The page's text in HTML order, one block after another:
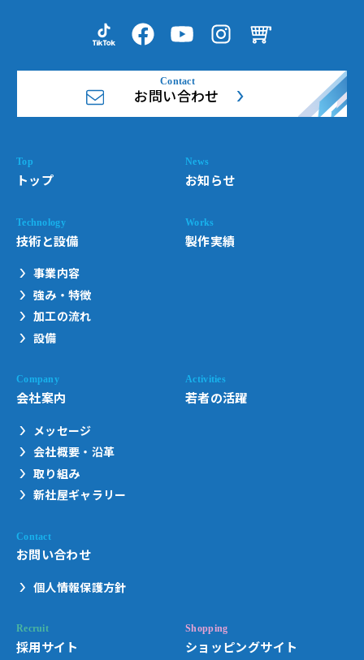
お問い合わせ
トップ お知らせ
技術と設備
事業内容
強み・特徴
加工の流れ
設備
製作実績
会社案内
メッセージ
会社概要・沿革
取り組み
新社屋ギャラリー
若者の活躍
お問い合わせ
個人情報保護方針
採用サイト ショッピングサイト